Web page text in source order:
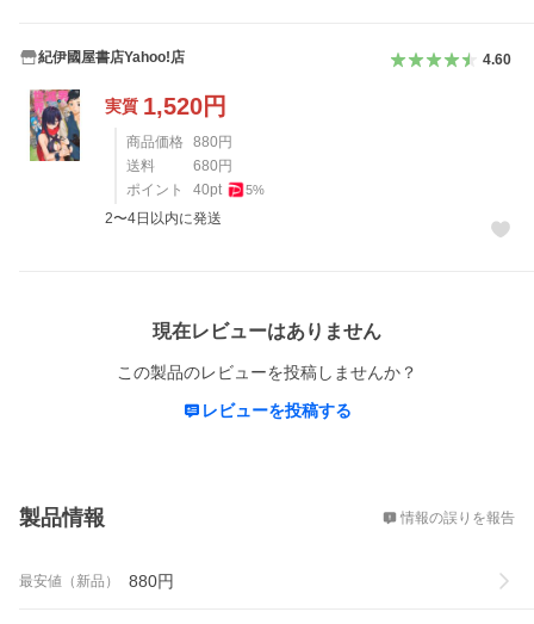
紀伊國屋書店Yahoo!店 4.60
実質 1,520円
商品価格 880 円
送料
680 円
ポイント
40pt 5%
2〜4日以内に発送
現在レビューはありません
この製品のレビューを投稿しませんか？
レビューを投稿する
製品情報 情報の誤りを報告
最安値（新品） 880円